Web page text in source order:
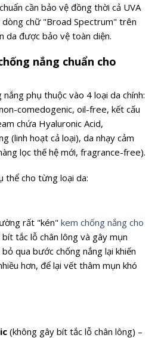
cần bảo vệ đồng thời cả UVA
dòng chữ "Broad Spectrum" trên
da được bảo vệ toàn diện.
nắng chuẩn cho
nắng phụ thuộc vào 4 loại da chính:
comedogenic, oil-free, kết cấu
chứa Hyaluronic Acid,
(linh hoạt cả loại), da nhạy cảm
lọc thế hệ mới, fragrance-free).
thể cho từng loại da:
rất "kén" kem chống nắng cho
bít tắc lỗ chân lông và gây mụn
qua bước chống nắng lại khiến
hơn, để lại vết thâm mụn khó
(không gây bít tắc lỗ chân lông) –